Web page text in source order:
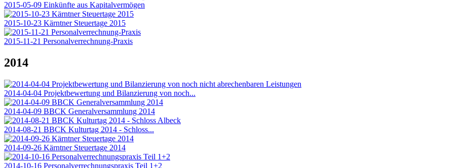
2015-05-09 Einkünfte aus Kapitalvermögen
2015-10-23 Kärntner Steuertage 2015
2015-11-21 Personalverrechnung-Praxis
2014
2014-04-04 Projektbewertung und Bilanzierung von noch...
2014-04-09 BBCK Generalversammlung 2014
2014-08-21 BBCK Kulturtag 2014 - Schloss...
2014-09-26 Kärntner Steuertage 2014
2014-10-16 Personalverrechnungspraxis Teil 1+2